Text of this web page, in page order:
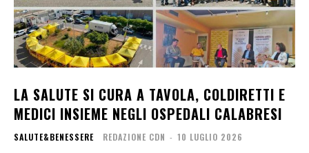
LA SALUTE SI CURA A TAVOLA, COLDIRETTI E
MEDICI INSIEME NEGLI OSPEDALI CALABRESI
SALUTE&BENESSERE REDAZIONE CDN - 10 LUGLIO 2026